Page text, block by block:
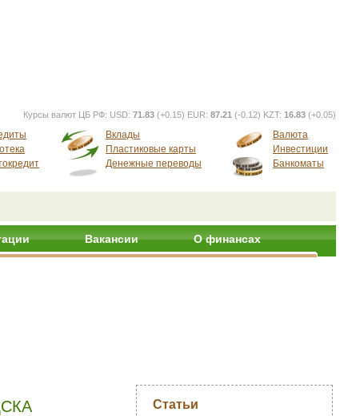
Курсы валют ЦБ РФ: USD: 71.83 (+0.15) EUR: 87.21 (-0.12) KZT: 16.83 (+0.05)
Вклады
Пластиковые карты
Денежные переводы
Валюта
Инвестиции
Банкоматы
Вакансии О финансах
Статьи